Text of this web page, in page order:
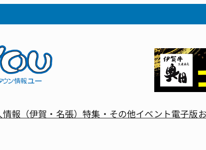
情報（伊賀・名張）特集・その他イベント電子版